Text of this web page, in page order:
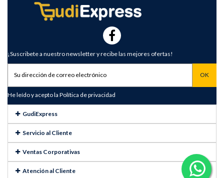
¡Suscribete a nuestro newsletter y recibe las mejores ofertas!
He leído y acepto la Política de privacidad
GudiExpress
Servicio al Cliente
Ventas Corporativas
Atención al Cliente